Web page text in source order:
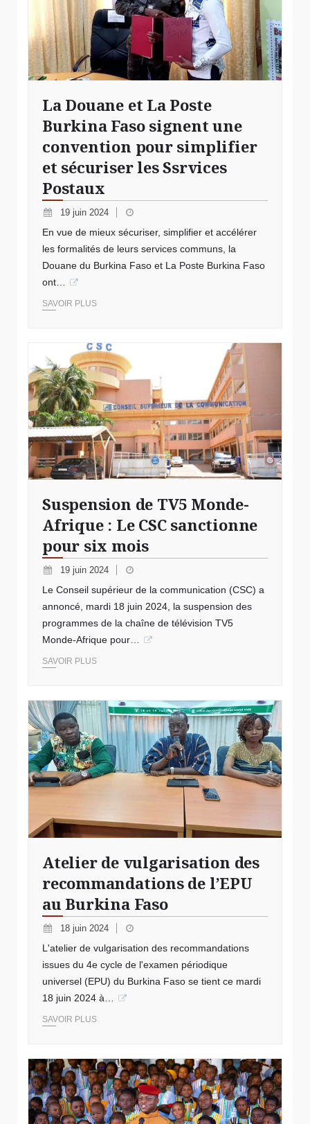
La Douane et La Poste
Burkina Faso signent une
convention pour simplifier
et sécuriser les Ssrvices
Postaux
19 juin 2024
En vue de mieux sécuriser, simplifier et accélérer
les formalités de leurs services communs, la
Douane du Burkina Faso et La Poste Burkina Faso
ont…
SAVOIR PLUS
Suspension de TV5 Monde-
Afrique : Le CSC sanctionne
pour six mois
19 juin 2024
Le Conseil supérieur de la communication (CSC) a
annoncé, mardi 18 juin 2024, la suspension des
programmes de la chaîne de télévision TV5
Monde-Afrique pour…
SAVOIR PLUS
Atelier de vulgarisation des
recommandations de l’EPU
au Burkina Faso
18 juin 2024
L'atelier de vulgarisation des recommandations
issues du 4e cycle de l'examen périodique
universel (EPU) du Burkina Faso se tient ce mardi
18 juin 2024 à…
SAVOIR PLUS